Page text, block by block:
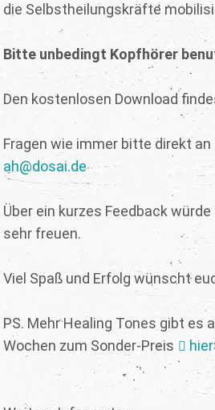
die Selbstheilungskräfte
Bitte unbedingt Kopfhörer
Den kostenlosen Download
Fragen wie immer bitte direkt
ah@dosai.de
Über ein kurzes Feedback
sehr freuen.
Viel Spaß und Erfolg wünscht
PS. Mehr Healing Tones gibt es
Wochen zum Sonder-Preis
hier